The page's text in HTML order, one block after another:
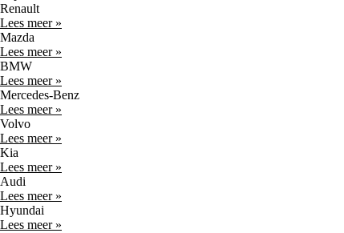
Renault
Lees meer »
Mazda
Lees meer »
BMW
Lees meer »
Mercedes-Benz
Lees meer »
Volvo
Lees meer »
Kia
Lees meer »
Audi
Lees meer »
Hyundai
Lees meer »